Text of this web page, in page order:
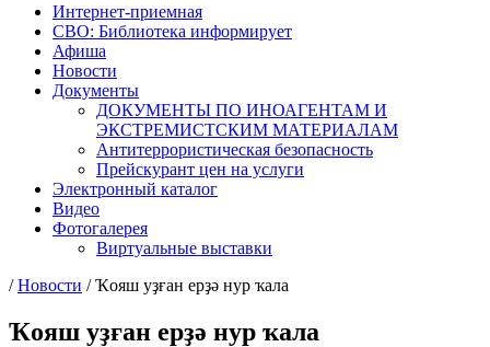
Интернет-приемная
СВО: Библиотека информирует
Афиша
Новости
Документы
ДОКУМЕНТЫ ПО ИНОАГЕНТАМ И
ЭКСТРЕМИСТСКИМ МАТЕРИАЛАМ
Антитеррористическая безопасность
Прейскурант цен на услуги
Электронный каталог
Видео
Фотогалерея
Виртуальные выставки
/Новости /Ҡояш уҙған ерҙә нур ҡала
Ҡояш уҙған ерҙә нур ҡала